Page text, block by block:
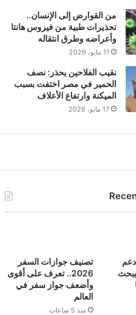
من القوارض إلى الإنسان..
تحذيرات طبية من فيروس هانتا
وأعراضه وطرق انتقاله
11 مايو، 2026
نقيب الفلاحين يحذر: نصف
الحمير في مصر اختفت بسبب
الميكنة وارتفاع الأعلاف
17 مايو، 2026
تصنيف جوازات السفر
2026.. تعرف على أقوى
وأضعف جواز سفر في
العالم
منذ 5 ساعات